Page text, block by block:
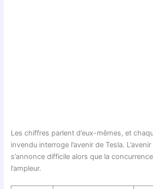
Les chiffres parlent d’eux-mêmes, et
invendu interroge l’avenir de Tesla.
s’annonce difficile alors que la
l’ampleur.